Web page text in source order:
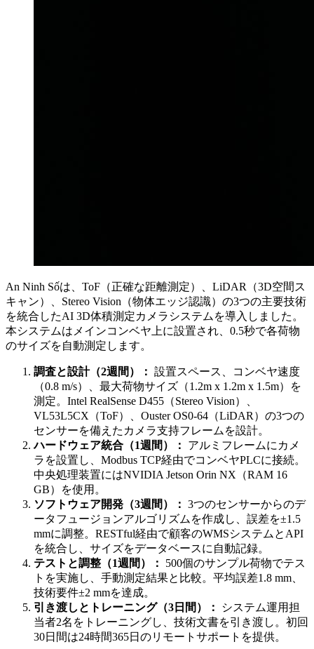
An Ninh Sốは、ToF（正確な距離測定）、LiDAR（3D空間ス
キャン）、Stereo Vision（物体エッジ認識）の3つの主要技術
を統合したAI 3D体積測定カメラシステムを導入しました。
本システムはメインコンベヤ上に設置され、0.5秒で各荷物
のサイズを自動測定します。
調査と設計（2週間）： 設置スペース、コンベヤ速度
（0.8 m/s）、最大荷物サイズ（1.2m x 1.2m x 1.5m）を
測定。Intel RealSense D455（Stereo Vision）、
VL53L5CX（ToF）、Ouster OS0-64（LiDAR）の3つの
センサーを備えたカメラ支持フレームを設計。
ハードウェア統合（1週間）：
アルミフレームにカメ
ラを設置し、Modbus TCP経由でコンベヤPLCに接続。
中央処理装置にはNVIDIA Jetson Orin NX（RAM 16
GB）を使用。
ソフトウェア開発（3週間）： 3つのセンサーからのデ
ータフュージョンアルゴリズムを作成し、誤差を±1.5
mmに調整。RESTful経由で顧客のWMSシステムとAPI
を統合し、サイズをデータベースに自動記録。
テストと調整（1週間）：
500個のサンプル荷物でテス
トを実施し、手動測定結果と比較。平均誤差1.8 mm、
技術要件±2 mmを達成。
引き渡しとトレーニング（3日間）：
システム運用担
当者2名をトレーニングし、技術文書を引き渡し。初回
30日間は24時間365日のリモートサポートを提供。